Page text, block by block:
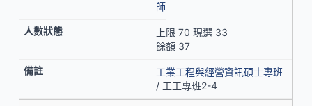
師
上限 70 現選 33
餘額 37
工業工程與經營資訊碩士專班
/ 工工專班2-4